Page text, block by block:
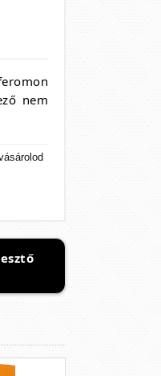
nem